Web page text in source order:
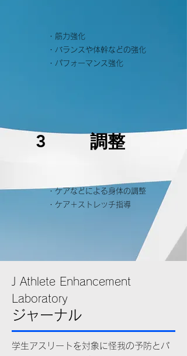
・筋力​強化
・​バランスや体幹などの強化
・​パフォーマンス強化
3 調整
・ケアなどによる身体の調整
・​ケア＋ストレッチ指導
J Athlete Enhancement
Laboratory
​ジャーナル
学生アスリートを対象に怪我の予防とパ